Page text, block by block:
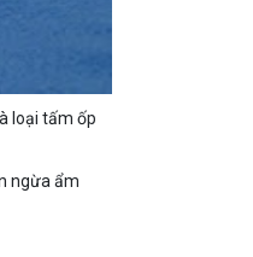
loại tấm ốp
ngừa ẩm